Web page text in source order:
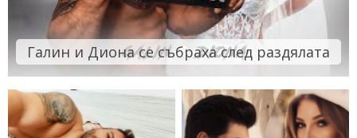
Галин и Диона се събраха след раздялата